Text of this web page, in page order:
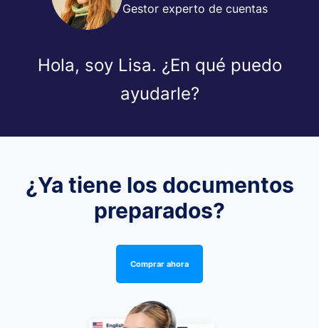
Gestor experto de cuentas
Hola, soy Lisa. ¿En qué puedo
ayudarle?
¿Ya tiene los documentos
preparados?
Comprar ahora